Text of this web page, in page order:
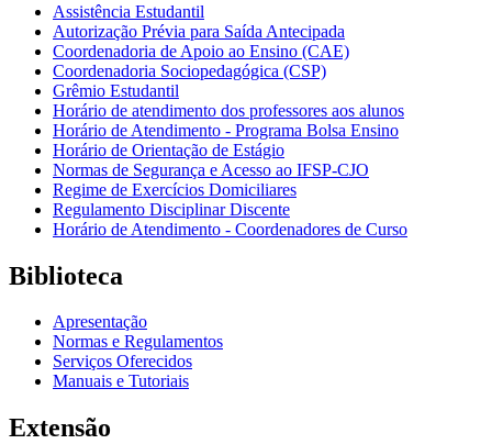
Assistência Estudantil
Autorização Prévia para Saída Antecipada
Coordenadoria de Apoio ao Ensino (CAE)
Coordenadoria Sociopedagógica (CSP)
Grêmio Estudantil
Horário de atendimento dos professores aos alunos
Horário de Atendimento - Programa Bolsa Ensino
Horário de Orientação de Estágio
Normas de Segurança e Acesso ao IFSP-CJO
Regime de Exercícios Domiciliares
Regulamento Disciplinar Discente
Horário de Atendimento - Coordenadores de Curso
Biblioteca
Apresentação
Normas e Regulamentos
Serviços Oferecidos
Manuais e Tutoriais
Extensão